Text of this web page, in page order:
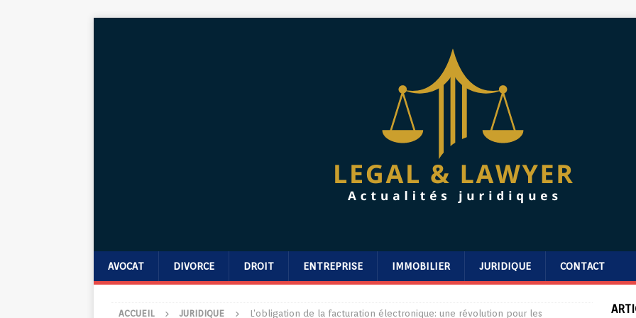
AVOCAT DIVORCE DROIT ENTREPRISE IMMOBILIER JURIDIQUE CONTACT
ACCUEIL JURIDIQUE
L’obligation de la facturation électronique: une révolution pour les